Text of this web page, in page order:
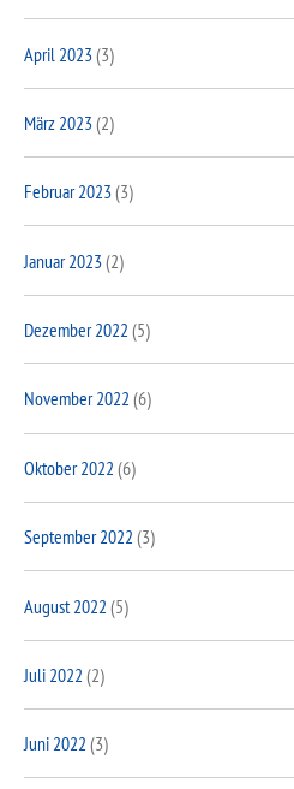
April 2023(3)
März 2023(2)
Februar 2023(3)
Januar 2023(2)
Dezember 2022 (5)
November 2022 (6)
Oktober 2022 (6)
September 2022 (3)
August 2022 (5)
Juli 2022 (2)
Juni 2022 (3)